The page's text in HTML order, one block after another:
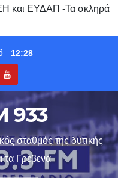
και ΕΥΔΑΠ -Τα σκληρά
12:28
933
σταθμός της δυτικής
τα Γρεβενα